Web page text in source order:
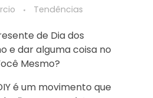
Tendências
de Dia dos
e dar alguma coisa no
Mesmo?
é um movimento que